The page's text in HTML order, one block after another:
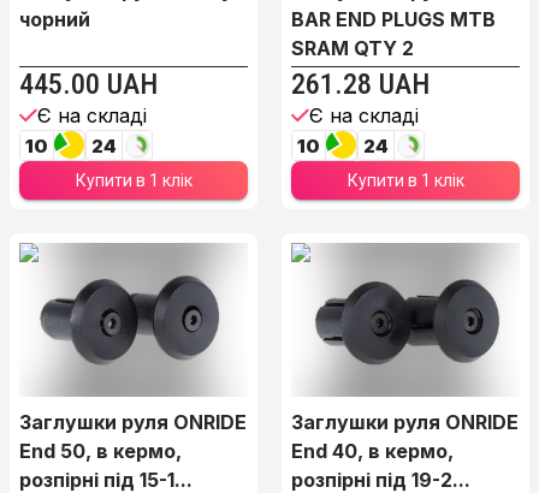
чорний
445.00 UAH
Є на складі
10 24
Купити в 1 клік
BAR END PLUGS MTB
SRAM QTY 2
261.28 UAH
Є на складі
10 24
Купити в 1 клік
Заглушки руля ONRIDE
End 50, в кермо,
розпірні під 15-1...
Заглушки руля ONRIDE
End 40, в кермо,
розпірні під 19-2...